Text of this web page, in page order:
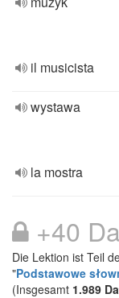
il musicista
wystawa
la mostra
+40
Die Lektion ist Teil
"Podstawowe
(Insgesamt 1.989